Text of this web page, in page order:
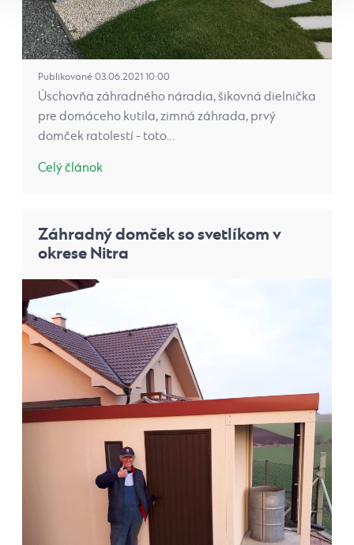
Publikované 03.06.2021 10:00
Úschovňa záhradného náradia, šikovná dielnička
pre domáceho kutila, zimná záhrada, prvý
domček ratolestí - toto…
Celý článok
Záhradný domček so svetlíkom v
okrese Nitra